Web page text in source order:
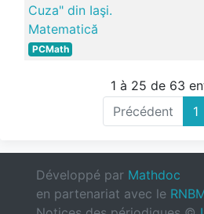
Cuza" din Iaşi.
Matematică
PCMath
1 à 25 de 63
Précédent
1
Développé par Mathdoc
en partenariat avec le